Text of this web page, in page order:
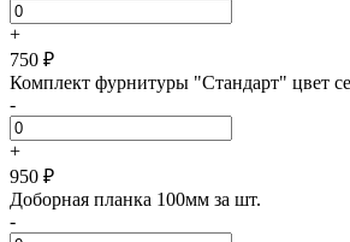
+
750 ₽
Комплект фурнитуры "Стандарт" цвет
-
+
950 ₽
Доборная планка 100мм за шт.
-